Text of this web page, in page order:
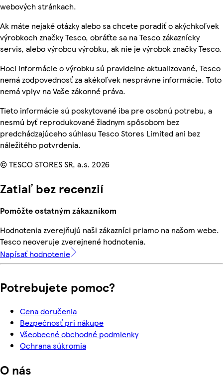
webových stránkach.
Ak máte nejaké otázky alebo sa chcete poradiť o akýchkoľvek
výrobkoch značky Tesco, obráťte sa na Tesco zákaznícky
servis, alebo výrobcu výrobku, ak nie je výrobok značky Tesco.
Hoci informácie o výrobku sú pravidelne aktualizované, Tesco
nemá zodpovednosť za akékoľvek nesprávne informácie. Toto
nemá vplyv na Vaše zákonné práva.
Tieto informácie sú poskytované iba pre osobnú potrebu, a
nesmú byť reprodukované žiadnym spôsobom bez
predchádzajúceho súhlasu Tesco Stores Limited ani bez
náležitého potvrdenia.
© TESCO STORES SR, a.s. 2026
Zatiaľ bez recenzií
Pomôžte ostatným zákazníkom
Hodnotenia zverejňujú naši zákazníci priamo na našom webe.
Tesco neoveruje zverejnené hodnotenia.
Napísať hodnotenie
Potrebujete pomoc?
Cena doručenia
Bezpečnosť pri nákupe
Všeobecné obchodné podmienky
Ochrana súkromia
O nás